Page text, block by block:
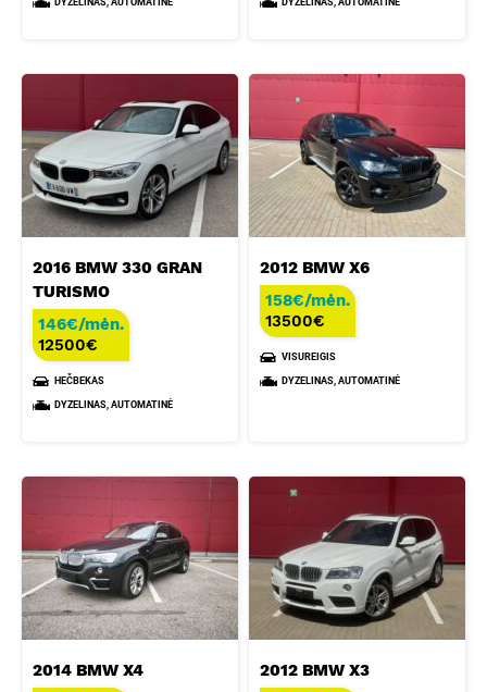
DYZELINAS, AUTOMATINĖ DYZELINAS, AUTOMATINĖ
2016 BMW 330 GRAN
TURISMO
146€/mėn.
12500€
HEČBEKAS
DYZELINAS, AUTOMATINĖ
2012 BMW X6
158€/mėn.
13500€
VISUREIGIS
DYZELINAS, AUTOMATINĖ
2014 BMW X4
2012 BMW X3